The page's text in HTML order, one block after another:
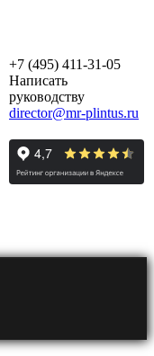
+7 (495) 411-31-05
Написать
руководству
director@mr-plintus.ru